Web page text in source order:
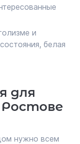
и
белая
для
нужно всем